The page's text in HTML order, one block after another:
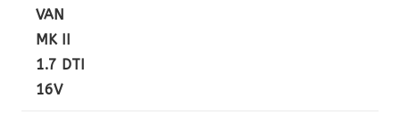
VAN
MK II
1.7 DTI
16V